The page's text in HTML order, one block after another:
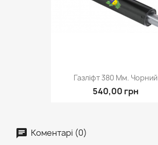
Газліфт 380 Мм. Чорний
540,00 грн
Коментарі (0)